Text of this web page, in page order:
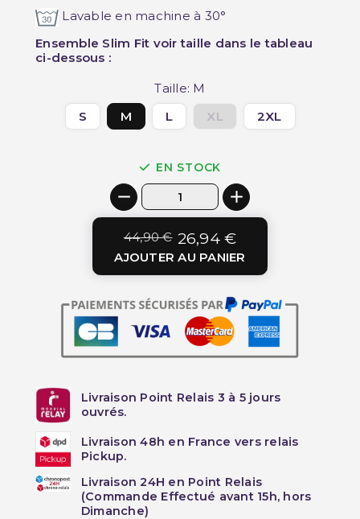
Lavable en machine à 30°
Ensemble Slim Fit voir taille dans le tableau
ci-dessous :
Taille: M
S
M L XL 2XL
EN STOCK
44,90 € 26,94 €
AJOUTER AU PANIER
Livraison Point Relais 3 à 5 jours
ouvrés.
Livraison 48h en France vers relais
Pickup.
Livraison 24H en Point Relais
(Commande Effectué avant 15h, hors
Dimanche)